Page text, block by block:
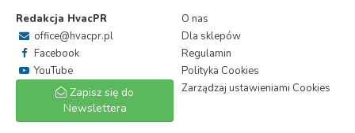
Redakcja HvacPR
office@hvacpr.pl
Facebook
YouTube
Zapisz się do
Newslettera
O nas
Dla sklepów
Regulamin
Polityka Cookies
Zarządzaj ustawieniami Cookies